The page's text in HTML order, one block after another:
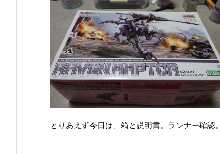
とりあえず今日は、箱と説明書。ランナー確認